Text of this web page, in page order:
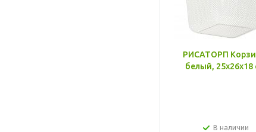
РИСАТОРП
белый, 25x26x18
В наличии